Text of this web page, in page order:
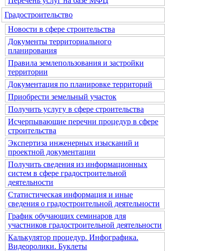
Градостроительство
Новости в сфере строительства
Документы территориального
планирования
Правила землепользования и застройки
территории
Документация по планировке территорий
Приобрести земельный участок
Получить услугу в сфере строительства
Исчерпывающие перечни процедур в сфере
строительства
Экспертиза инженерных изысканий и
проектной документации
Получить сведения из информационных
систем в сфере градостроительной
деятельности
Статистическая информация и иные
сведения о градостроительной деятельности
График обучающих семинаров для
участников градостроительной деятельности
Калькулятор процедур. Инфографика.
Видеоролики. Буклеты